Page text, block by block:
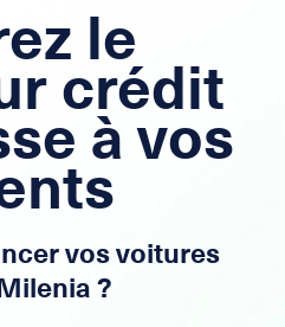
le
crédit
à vos
vos voitures
?